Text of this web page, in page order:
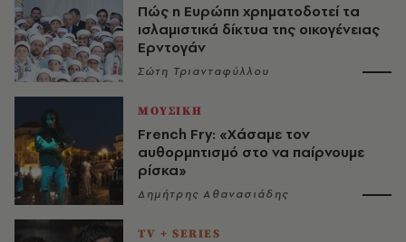
Πώς η Ευρώπη χρηματοδοτεί τα
ισλαμιστικά δίκτυα της οικογένειας
Ερντογάν
Σώτη Τριανταφύλλου
ΜΟΥΣΙΚΗ
French Fry: «Χάσαμε τον
αυθορμητισμό στο να παίρνουμε
ρίσκα»
Δημήτρης Αθανασιάδης
TV + SERIES